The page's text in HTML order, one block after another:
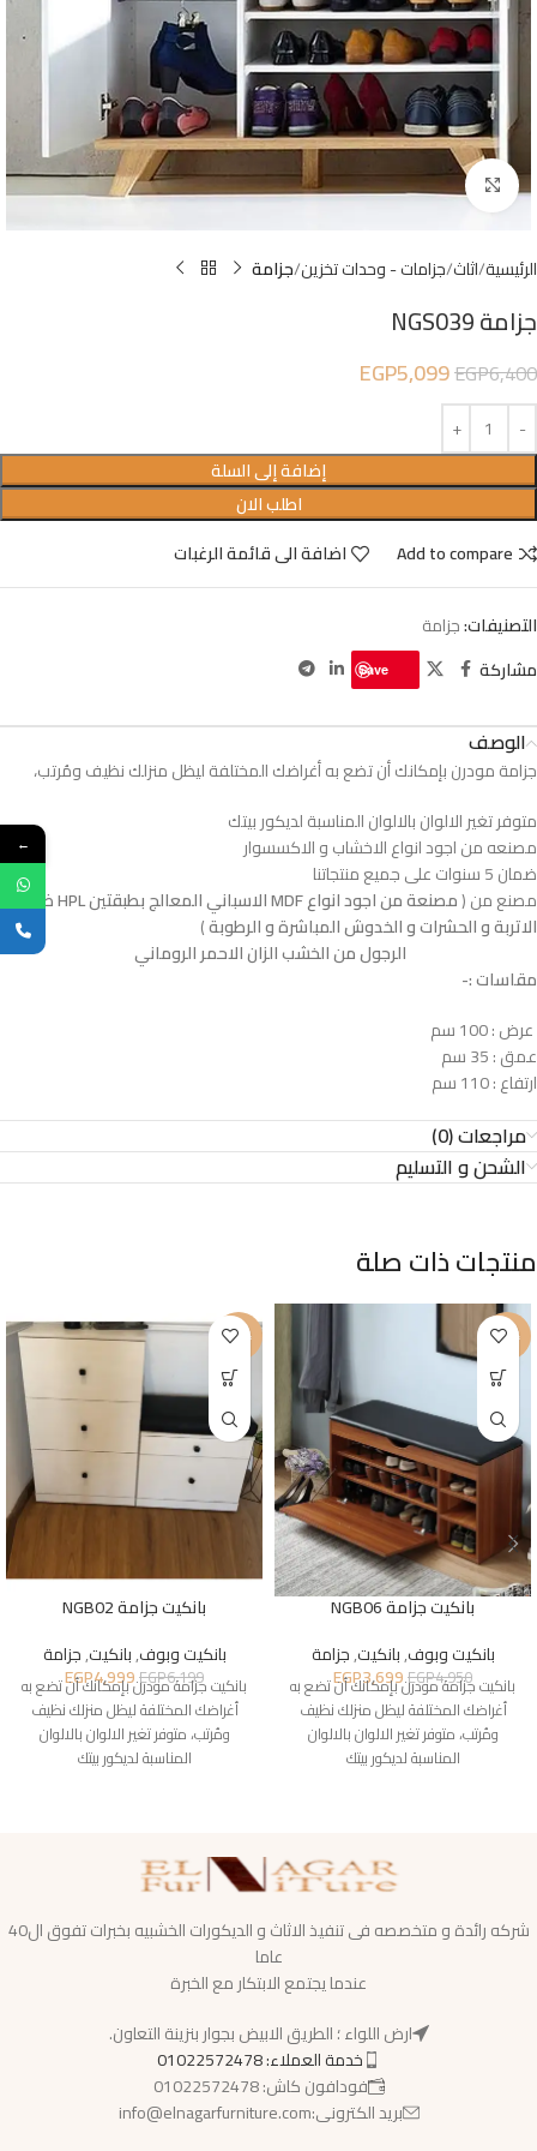
Click to enlarge
الرئيسية اثاث جزامات - وحدات تخزين جزامة
جزامة NGS039
EGP6,400
EGP5,099
إضافة إلى السلة
اطلب الان
Add to compare
اضافة الى قائمة الرغبات
التصنيفات:جزامة
مشاركة
Save
الوصف
جزامة مودرن بإمكانك أن تضع به أغراضك المختلفة ليظل منزلك نظيف ومُرتب،
متوفر تغير الالوان بالالوان المناسبة لديكور بيتك
مصنعه من اجود انواع الاخشاب و الاكسسوار
ضمان 5 سنوات على جميع منتجاتنا
مصنع من (
مصنعة من اجود انواع MDF الاسباني المعالج بطبقتين HPL ضدد
الاتربة و الحشرات و الخدوش المباشرة و الرطوبة)
الرجول من الخشب الزان الاحمر الروماني
مقاسات :-
عرض : 100 سم
عمق : 35 سم
ارتفاع : 110 سم
مراجعات (0)
الشحن و التسليم
منتجات ذات صلة
-25%
بانكيت جزامة NGB06
بانكيت وبوف,بانكيت,جزامة
EGP4,950
EGP3,699
بانكيت جزامة مودرن بإمكانك أن تضع به
أغراضك المختلفة ليظل منزلك نظيف
ومُرتب، متوفر تغير الالوان بالالوان
المناسبة لديكور بيتك
-19%
بانكيت جزامة NGB02
بانكيت وبوف,بانكيت,جزامة
EGP6,199
EGP4,999
بانكيت جزامة مودرن بإمكانك أن تضع به
أغراضك المختلفة ليظل منزلك نظيف
ومُرتب، متوفر تغير الالوان بالالوان
المناسبة لديكور بيتك
شركه رائدة و متخصصه فى تنفيذ الاثاث و الديكورات الخشبيه بخبرات تفوق ال40
عاما
عندما يجتمع الابتكار مع الخبرة
ارض اللواء ؛ الطريق الابيض بجوار بنزينة التعاون.
خدمة العملاء: 01022572478
فودافون كاش: 01022572478
بريد الكترونى:info@elnagarfurniture.com
←